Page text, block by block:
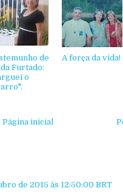
de
Furtado:
o
A força da vida!
Página inicial
de 2015 às 12:50:00 BRT